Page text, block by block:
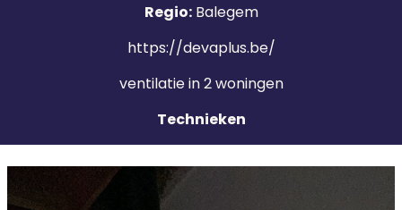
Regio:Balegem
https://devaplus.be/
ventilatie in 2 woningen
Technieken